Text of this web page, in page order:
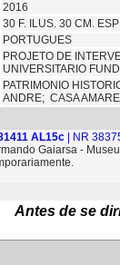
2016
30 F. ILUS. 30 CM.
PORTUGUES
PROJETO DE
UNIVERSITARIO
PATRIMONIO
ANDRE; CASA
AL15c | NR
Gaiarsa -
Antes de se